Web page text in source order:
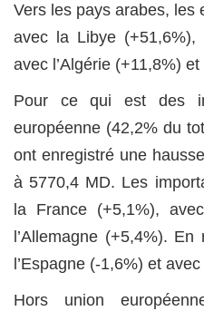
Vers les pays arabes, les
avec la Libye
avec l’Algérie (+11,8%)
Pour ce qui est des
européenne (42,2% du
ont enregistré une
à 5770,4 MD. Les
la France (+5,1%),
l’Allemagne (+5,4%).
l’Espagne (-1,6%) et
Hors union